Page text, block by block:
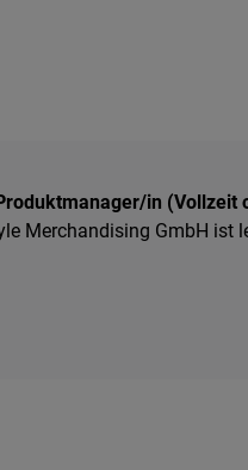
in (Vollzeit
Merchandising GmbH ist